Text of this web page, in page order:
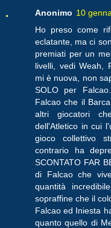
Anonimo 10
Ho preso come
eclatante, ma ci
premiati per un
livelli, vedi Weah,
mi è nuova, non
SOLO per
Falcao che il
altri giocatori
dell'Atletico in cui
gioco collettivo
contrario ha
SCONTATO FAR
di Falcao che
quantità
sopraffine che il
Falcao ed Iniesta
quanto quello di